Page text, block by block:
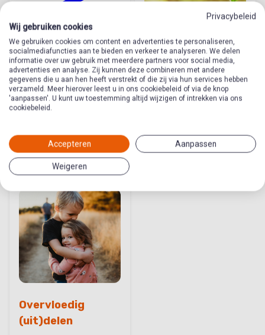
Delen in overvloed
Thema in
Tienerwerkmethode
Delen
Van geven word je
Thema in
Jongerenwerkmethode
Overvloedig
(uit)delen
Privacybeleid
Wij gebruiken cookies
We gebruiken cookies om content en advertenties te personaliseren,
socialmediafuncties aan te bieden en verkeer te analyseren. We delen
informatie over uw gebruik met meerdere partners voor social media,
advertenties en analyse. Zij kunnen deze combineren met andere
gegevens die u aan hen heeft verstrekt of die zij via hun services hebben
verzameld. Meer hierover leest u in ons cookiebeleid of via de knop
'aanpassen'. U kunt uw toestemming altijd wijzigen of intrekken via ons
cookiebeleid.
Accepteren Aanpassen
Weigeren